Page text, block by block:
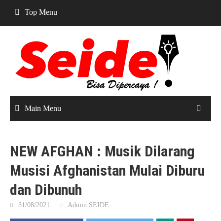
content
Top Menu
Main Menu
NEW AFGHAN : Musik Dilarang
Musisi Afghanistan Mulai Diburu
dan Dibunuh
31/08/2021 Admin SEIDE